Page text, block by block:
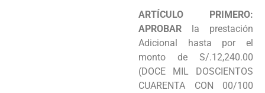
Programas
Intranet
ARTÍCULO PRIMERO:
APROBAR la prestación
Adicional hasta por el
monto de S/.12,240.00
(DOCE MIL DOSCIENTOS
CUARENTA CON 00/100